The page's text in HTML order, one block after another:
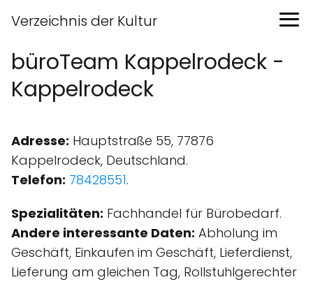
Verzeichnis der Kultur
büroTeam Kappelrodeck -
Kappelrodeck
Adresse: Hauptstraße 55, 77876
Kappelrodeck, Deutschland.
Telefon: 78428551.
Spezialitäten: Fachhandel für Bürobedarf.
Andere interessante Daten: Abholung im
Geschäft, Einkaufen im Geschäft, Lieferdienst,
Lieferung am gleichen Tag, Rollstuhlgerechter